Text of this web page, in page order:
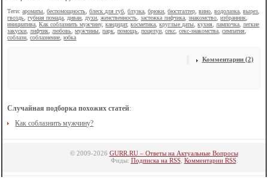
Теги:ароматы ,беспомощность ,блеск для губ ,блузка ,брюки ,бюстгалтер ,вино ,водолазка ,вырез
гвоздь ,губная помада диван духи ,женственность ,застежка лифчика ,знакомство ,избранник
инициатива ,Как соблазнить мужчину,кандидат,косметика ,круглые даты ,кухня лампочка
легкие
закуски
лифчик любовь ,мужчины ,парк ,помощь ,поцелуи ,секс ,секс-знакомства ,симпатия
соблазн ,соблазнение ,юбка
Комментарии (2)
Случайная подборка похожих статей:
Как соблазнить мужчину?
© 2009-2026 GURR.RU – Ответы на Актуальные Вопросы
Фиды: Подписка на RSS, Комментарии RSS.